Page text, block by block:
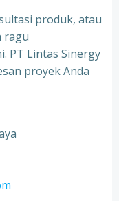
produk, atau
ragu
PT Lintas Sinergy
proyek Anda